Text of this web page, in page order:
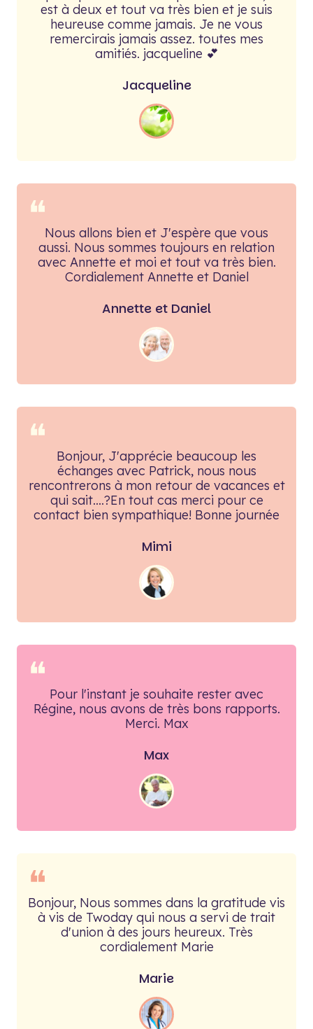
est à deux et tout va très bien et je suis
heureuse comme jamais. Je ne vous
remercirais jamais assez. toutes mes
amitiés. jacqueline 💕
Jacqueline
❝Nous allons bien et J'espère que vous
aussi. Nous sommes toujours en relation
avec Annette et moi et tout va très bien.
Cordialement Annette et Daniel
Annette et Daniel
❝
Bonjour, J'apprécie beaucoup les
échanges avec Patrick, nous nous
rencontrerons à mon retour de vacances et
qui sait....?En tout cas merci pour ce
contact bien sympathique! Bonne journée
Mimi
❝ Pour l'instant je souhaite rester avec
Régine, nous avons de très bons rapports.
Merci. Max
Max
❝
Bonjour, Nous sommes dans la gratitude vis
à vis de Twoday qui nous a servi de trait
d'union à des jours heureux. Très
cordialement Marie
Marie